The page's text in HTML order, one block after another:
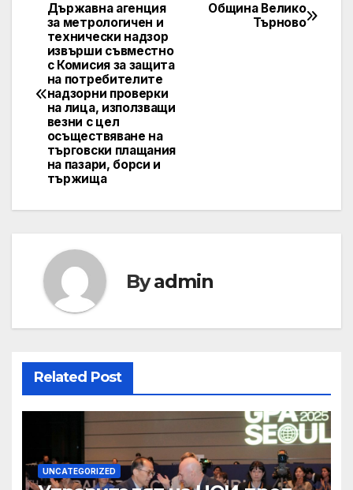
Post
navigation
Община Велико
Търново
Държавна агенция
за метрологичен и
технически надзор
извърши съвместно
с Комисия за защита
на потребителите
надзорни проверки
на лица, използващи
везни с цел
осъществяване на
търговски плащания
на пазари, борси и
тържища
Byadmin
Related Post
UNCATEGORIZED